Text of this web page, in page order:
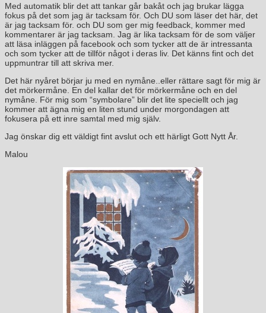
Med automatik blir det att tankar går bakåt och jag brukar lägga
fokus på det som jag är tacksam för. Och DU som läser det här, det
är jag tacksam för. och DU som ger mig feedback, kommer med
kommentarer är jag tacksam. Jag är lika tacksam för de som väljer
att läsa inläggen på facebook och som tycker att de är intressanta
och som tycker att de tillför något i deras liv. Det känns fint och det
uppmuntrar till att skriva mer.
Det här nyåret börjar ju med en nymåne..eller rättare sagt för mig är
det mörkermåne. En del kallar det för mörkermåne och en del
nymåne. För mig som “symbolare” blir det lite speciellt och jag
kommer att ägna mig en liten stund under morgondagen att
fokusera på ett inre samtal med mig själv.
Jag önskar dig ett väldigt fint avslut och ett härligt Gott Nytt År.
Malou